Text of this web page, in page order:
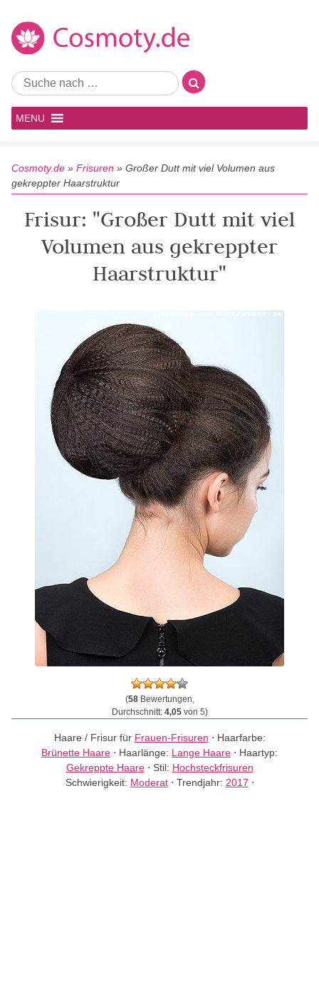
MENU
Cosmoty.de » Frisuren » Großer Dutt mit viel Volumen aus
gekreppter Haarstruktur
Frisur: "Großer Dutt mit viel
Volumen aus gekreppter
Haarstruktur"
(58Bewertungen,
Durchschnitt: 4,05von 5)
Haare / Frisur für Frauen-Frisuren ⋅ Haarfarbe:
Brünette Haare ⋅ Haarlänge: Lange Haare ⋅ Haartyp:
Gekreppte Haare⋅ Stil: Hochsteckfrisuren
Schwierigkeit: Moderat⋅ Trendjahr: 2017 ⋅